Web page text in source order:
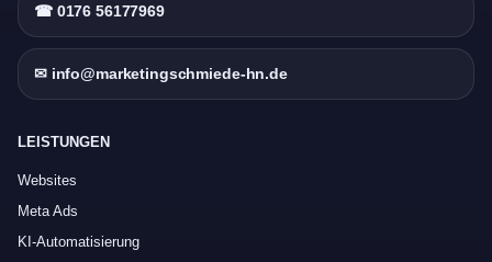
☎ 0176 56177969
✉ info@marketingschmiede-hn.de
LEISTUNGEN
Websites
Meta Ads
KI-Automatisierung